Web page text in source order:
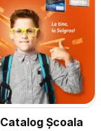
Şcoala